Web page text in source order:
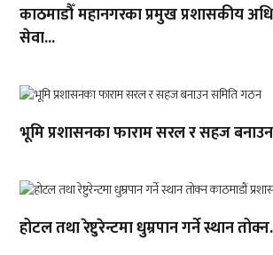
काठमाडौँ महानगरका प्रमुख प्रशासकीय
सेवा...
भूमि प्रशासनका फाराम सरल र सहज
होटल तथा रेष्टुरेन्टमा धुम्रपान गर्ने स्थान